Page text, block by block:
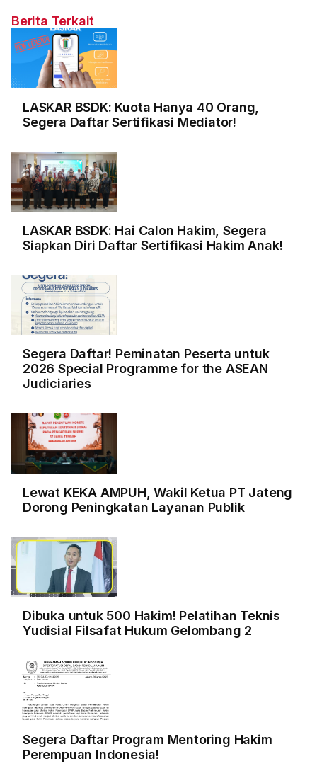
Berita Terkait
LASKAR BSDK: Kuota Hanya 40 Orang,
Segera Daftar Sertifikasi Mediator!
LASKAR BSDK: Hai Calon Hakim, Segera
Siapkan Diri Daftar Sertifikasi Hakim Anak!
Segera Daftar! Peminatan Peserta untuk
2026 Special Programme for the ASEAN
Judiciaries
Lewat KEKA AMPUH, Wakil Ketua PT Jateng
Dorong Peningkatan Layanan Publik
Dibuka untuk 500 Hakim! Pelatihan Teknis
Yudisial Filsafat Hukum Gelombang 2
Segera Daftar Program Mentoring Hakim
Perempuan Indonesia!